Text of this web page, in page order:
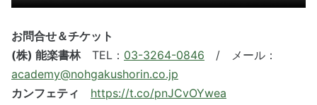
お問合せ＆チケット
(株) 能楽書林TEL： 03-3264-0846 / メール：
academy@nohgakushorin.co.jp
カンフェティ
https://t.co/pnJCvOYwea